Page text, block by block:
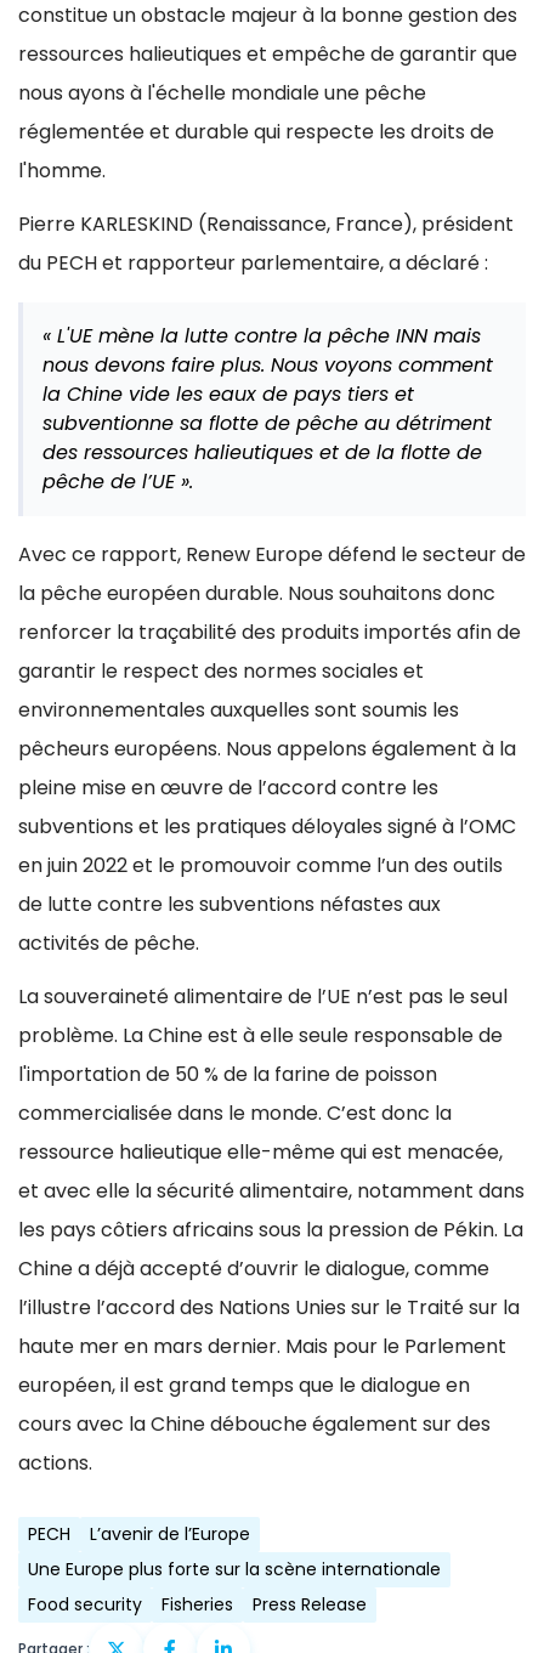
constitue un obstacle majeur à la bonne gestion des
ressources halieutiques et empêche de garantir que
nous ayons à l'échelle mondiale une pêche
réglementée et durable qui respecte les droits de
l'homme.
Pierre KARLESKIND (Renaissance, France), président
du PECH et rapporteur parlementaire, a déclaré :
« L'UE mène la lutte contre la pêche INN mais
nous devons faire plus. Nous voyons comment
la Chine vide les eaux de pays tiers et
subventionne sa flotte de pêche au détriment
des ressources halieutiques et de la flotte de
pêche de l’UE ».
Avec ce rapport, Renew Europe défend le secteur de
la pêche européen durable. Nous souhaitons donc
renforcer la traçabilité des produits importés afin de
garantir le respect des normes sociales et
environnementales auxquelles sont soumis les
pêcheurs européens. Nous appelons également à la
pleine mise en œuvre de l’accord contre les
subventions et les pratiques déloyales signé à l’OMC
en juin 2022 et le promouvoir comme l’un des outils
de lutte contre les subventions néfastes aux
activités de pêche.
La souveraineté alimentaire de l’UE n’est pas le seul
problème. La Chine est à elle seule responsable de
l'importation de 50 % de la farine de poisson
commercialisée dans le monde. C’est donc la
ressource halieutique elle-même qui est menacée,
et avec elle la sécurité alimentaire, notamment dans
les pays côtiers africains sous la pression de Pékin. La
Chine a déjà accepté d’ouvrir le dialogue, comme
l’illustre l’accord des Nations Unies sur le Traité sur la
haute mer en mars dernier. Mais pour le Parlement
européen, il est grand temps que le dialogue en
cours avec la Chine débouche également sur des
actions.
PECH
L’avenir de l’Europe
Une Europe plus forte sur la scène internationale
Food security
Fisheries Press Release